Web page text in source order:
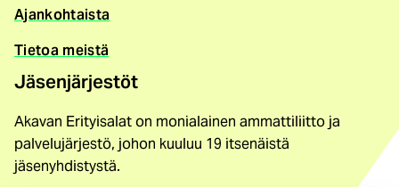
Ajankohtaista
Tietoa meistä
Jäsenjärjestöt
Akavan Erityisalat on monialainen ammattiliitto ja
palvelujärjestö, johon kuuluu 19 itsenäistä
jäsenyhdistystä.